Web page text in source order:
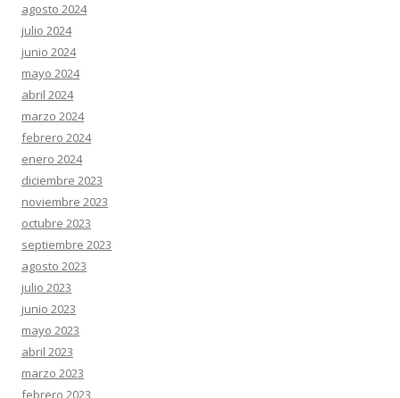
agosto 2024
julio 2024
junio 2024
mayo 2024
abril 2024
marzo 2024
febrero 2024
enero 2024
diciembre 2023
noviembre 2023
octubre 2023
septiembre 2023
agosto 2023
julio 2023
junio 2023
mayo 2023
abril 2023
marzo 2023
febrero 2023